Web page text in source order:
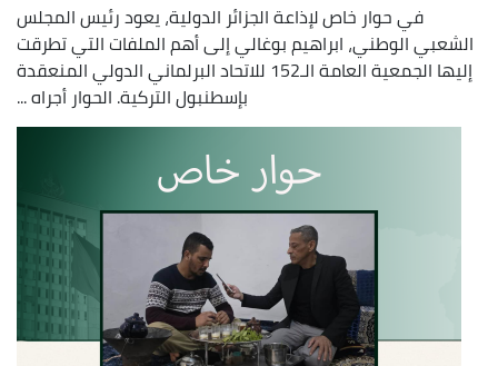
في حوار خاص لإذاعة الجزائر الدولية، يعود رئيس المجلس
الشعبي الوطني، ابراهيم بوغالي إلى أهم الملفات التي تطرقت
إليها الجمعية العامة الـ152 للاتحاد البرلماني الدولي المنعقدة
بإسطنبول التركية. الحوار أجراه ...